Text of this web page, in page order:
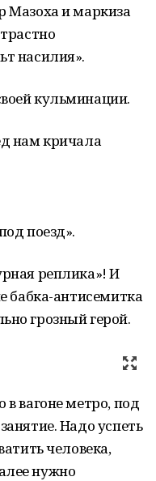
Мазоха и маркиза
насилия».
кульминации.
нам кричала
поезд».
реплика»! И
бабка-антисемитка
грозный герой.
в вагоне метро, под
Надо успеть
человека,
нужно